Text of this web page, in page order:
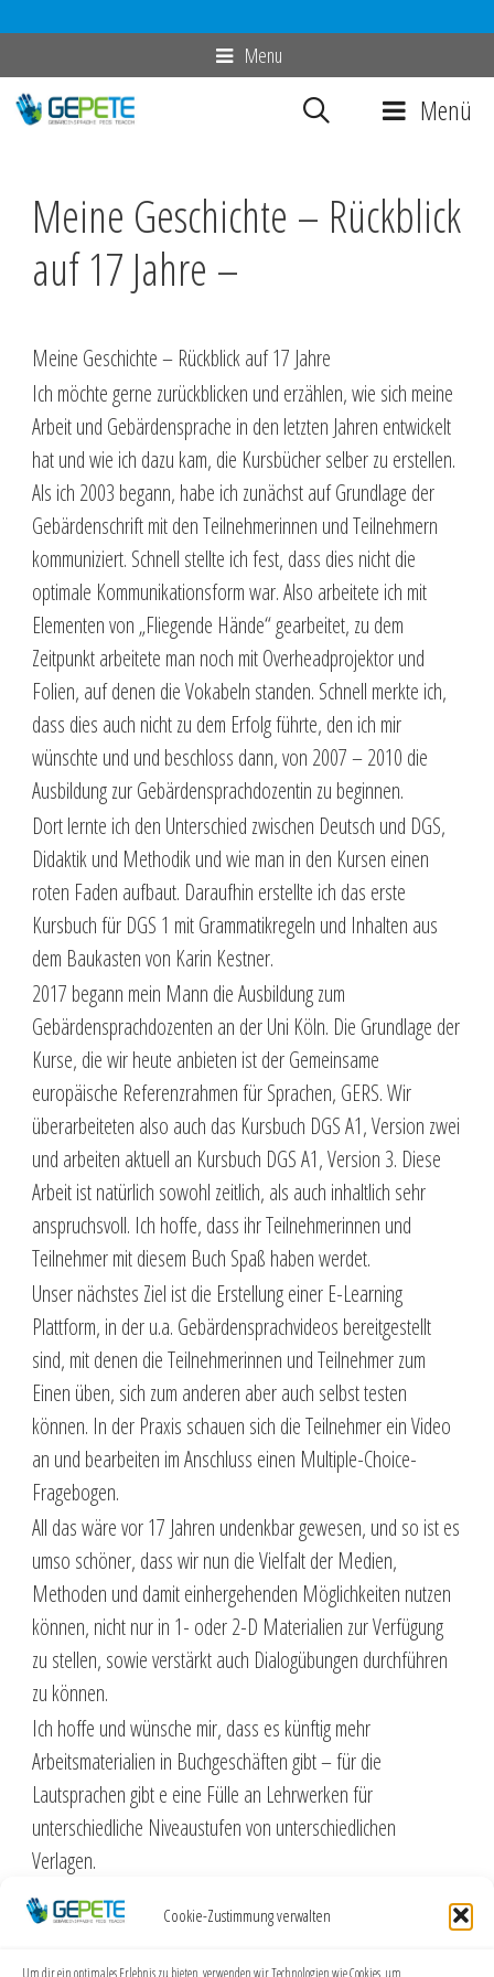
Cookie-Zustimmung verwalten
Um dir ein optimales Erlebnis zu bieten, verwenden wir Technologien wie Cookies, um
Inhalt
springen
Menu
Menü
Meine Geschichte – Rückblick
auf 17 Jahre –
Meine Geschichte – Rückblick auf 17 Jahre
Ich möchte gerne zurückblicken und erzählen, wie sich meine
Arbeit und Gebärdensprache in den letzten Jahren entwickelt
hat und wie ich dazu kam, die Kursbücher selber zu erstellen.
Als ich 2003 begann, habe ich zunächst auf Grundlage der
Gebärdenschrift mit den Teilnehmerinnen und Teilnehmern
kommuniziert. Schnell stellte ich fest, dass dies nicht die
optimale Kommunikationsform war. Also arbeitete ich mit
Elementen von „Fliegende Hände“ gearbeitet, zu dem
Zeitpunkt arbeitete man noch mit Overheadprojektor und
Folien, auf denen die Vokabeln standen. Schnell merkte ich,
dass dies auch nicht zu dem Erfolg führte, den ich mir
wünschte und und beschloss dann, von 2007 – 2010 die
Ausbildung zur Gebärdensprachdozentin zu beginnen.
Dort lernte ich den Unterschied zwischen Deutsch und DGS,
Didaktik und Methodik und wie man in den Kursen einen
roten Faden aufbaut. Daraufhin erstellte ich das erste
Kursbuch für DGS 1 mit Grammatikregeln und Inhalten aus
dem Baukasten von Karin Kestner.
2017 begann mein Mann die Ausbildung zum
Gebärdensprachdozenten an der Uni Köln. Die Grundlage der
Kurse, die wir heute anbieten ist der Gemeinsame
europäische Referenzrahmen für Sprachen, GERS. Wir
überarbeiteten also auch das Kursbuch DGS A1, Version zwei
und arbeiten aktuell an Kursbuch DGS A1, Version 3. Diese
Arbeit ist natürlich sowohl zeitlich, als auch inhaltlich sehr
anspruchsvoll. Ich hoffe, dass ihr Teilnehmerinnen und
Teilnehmer mit diesem Buch Spaß haben werdet.
Unser nächstes Ziel ist die Erstellung einer E-Learning
Plattform, in der u.a. Gebärdensprachvideos bereitgestellt
sind, mit denen die Teilnehmerinnen und Teilnehmer zum
Einen üben, sich zum anderen aber auch selbst testen
können. In der Praxis schauen sich die Teilnehmer ein Video
an und bearbeiten im Anschluss einen Multiple-Choice-
Fragebogen.
All das wäre vor 17 Jahren undenkbar gewesen, und so ist es
umso schöner, dass wir nun die Vielfalt der Medien,
Methoden und damit einhergehenden Möglichkeiten nutzen
können, nicht nur in 1- oder 2-D Materialien zur Verfügung
zu stellen, sowie verstärkt auch Dialogübungen durchführen
zu können.
Ich hoffe und wünsche mir, dass es künftig mehr
Arbeitsmaterialien in Buchgeschäften gibt – für die
Lautsprachen gibt e eine Fülle an Lehrwerken für
unterschiedliche Niveaustufen von unterschiedlichen
Verlagen.
Mit der aktuellen Diskussion zur CI-Versorgung rücken auch
andere Kommunikationsformen, wie z.B. LBG, LUG und LUK
in den Fokus. Ich wünsche mir sehr, dass es eine klare